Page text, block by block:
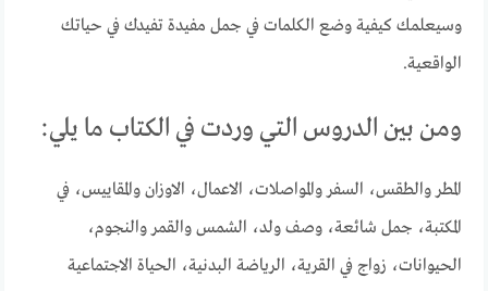
وسيعلمك كيفية وضع الكلمات في جمل مفيدة تفيدك في حياتك
الواقعية.
ومن بين الدروس التي وردت في الكتاب ما يلي:
المطر والطقس، السفر والمواصلات، الاعمال، الاوزان والمقاييس، في
المكتبة، جمل شائعة، وصف ولد، الشمس والقمر والنجوم،
الحيوانات، زواج في القرية، الرياضة البدنية، الحياة الاجتماعية